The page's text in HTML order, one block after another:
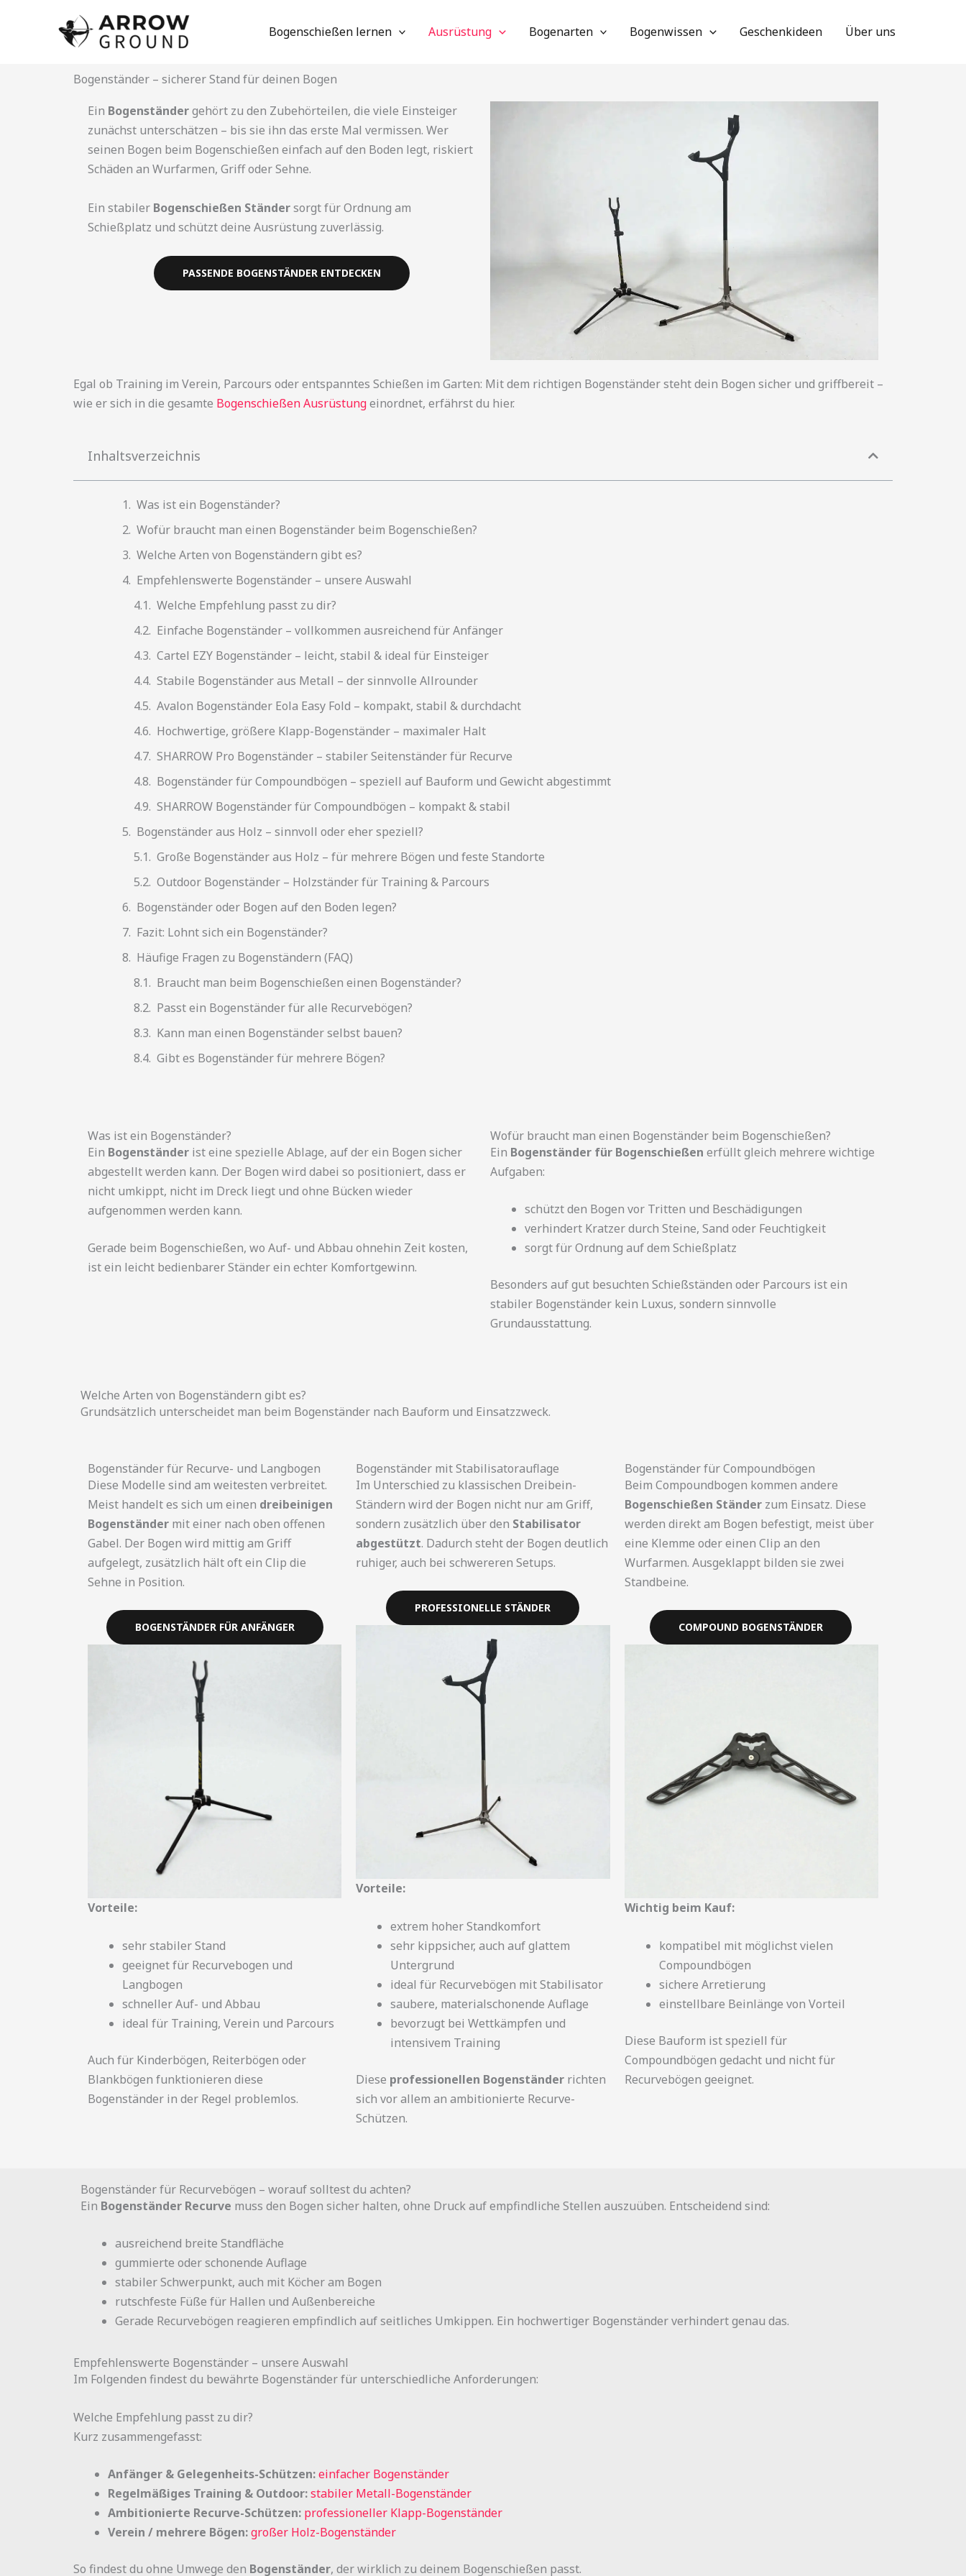
Bogenschießen lernen Ausrüstung Bogenarten Bogenwissen Geschenkideen Über uns
Bogenständer – sicherer Stand für deinen Bogen
Ein Bogenständergehört zu den Zubehörteilen, die viele Einsteiger
zunächst unterschätzen – bis sie ihn das erste Mal vermissen. Wer
seinen Bogen beim Bogenschießen einfach auf den Boden legt, riskiert
Schäden an Wurfarmen, Griff oder Sehne.
Ein stabiler Bogenschießen Ständersorgt für Ordnung am
Schießplatz und schützt deine Ausrüstung zuverlässig.
PASSENDE BOGENSTÄNDER ENTDECKEN
Egal ob Training im Verein, Parcours oder entspanntes Schießen im Garten: Mit dem richtigen Bogenständer steht dein Bogen sicher und griffbereit –
wie er sich in die gesamte Bogenschießen Ausrüstungeinordnet, erfährst du hier.
Inhaltsverzeichnis
Was ist ein Bogenständer?
Wofür braucht man einen Bogenständer beim Bogenschießen?
Welche Arten von Bogenständern gibt es?
Empfehlenswerte Bogenständer – unsere Auswahl
Welche Empfehlung passt zu dir?
Einfache Bogenständer – vollkommen ausreichend für Anfänger
Cartel EZY Bogenständer – leicht, stabil & ideal für Einsteiger
Stabile Bogenständer aus Metall – der sinnvolle Allrounder
Avalon Bogenständer Eola Easy Fold – kompakt, stabil & durchdacht
Hochwertige, größere Klapp-Bogenständer – maximaler Halt
SHARROW Pro Bogenständer – stabiler Seitenständer für Recurve
Bogenständer für Compoundbögen – speziell auf Bauform und Gewicht abgestimmt
SHARROW Bogenständer für Compoundbögen – kompakt & stabil
Bogenständer aus Holz – sinnvoll oder eher speziell?
Große Bogenständer aus Holz – für mehrere Bögen und feste Standorte
Outdoor Bogenständer – Holzständer für Training & Parcours
Bogenständer oder Bogen auf den Boden legen?
Fazit: Lohnt sich ein Bogenständer?
Häufige Fragen zu Bogenständern (FAQ)
Braucht man beim Bogenschießen einen Bogenständer?
Passt ein Bogenständer für alle Recurvebögen?
Kann man einen Bogenständer selbst bauen?
Gibt es Bogenständer für mehrere Bögen?
Was ist ein Bogenständer?
Ein Bogenständer ist eine spezielle Ablage, auf der ein Bogen sicher
abgestellt werden kann. Der Bogen wird dabei so positioniert, dass er
nicht umkippt, nicht im Dreck liegt und ohne Bücken wieder
aufgenommen werden kann.
Gerade beim Bogenschießen, wo Auf- und Abbau ohnehin Zeit kosten,
ist ein leicht bedienbarer Ständer ein echter Komfortgewinn.
Wofür braucht man einen Bogenständer beim Bogenschießen?
Ein Bogenständer für Bogenschießen erfüllt gleich mehrere wichtige
Aufgaben:
schützt den Bogen vor Tritten und Beschädigungen
verhindert Kratzer durch Steine, Sand oder Feuchtigkeit
sorgt für Ordnung auf dem Schießplatz
Besonders auf gut besuchten Schießständen oder Parcours ist ein
stabiler Bogenständer kein Luxus, sondern sinnvolle
Grundausstattung.
Welche Arten von Bogenständern gibt es?
Grundsätzlich unterscheidet man beim Bogenständer nach Bauform und Einsatzzweck.
Bogenständer für Recurve- und Langbogen
Diese Modelle sind am weitesten verbreitet.
Meist handelt es sich um einen dreibeinigen
Bogenständer mit einer nach oben offenen
Gabel. Der Bogen wird mittig am Griff
aufgelegt, zusätzlich hält oft ein Clip die
Sehne in Position.
BOGENSTÄNDER FÜR ANFÄNGER
Vorteile:
sehr stabiler Stand
geeignet für Recurvebogen und
Langbogen
schneller Auf- und Abbau
ideal für Training, Verein und Parcours
Auch für Kinderbögen, Reiterbögen oder
Blankbögen funktionieren diese
Bogenständer in der Regel problemlos.
Bogenständer mit Stabilisatorauflage
Im Unterschied zu klassischen Dreibein-
Ständern wird der Bogen nicht nur am Griff,
sondern zusätzlich über den Stabilisator
abgestützt. Dadurch steht der Bogen deutlich
ruhiger, auch bei schwereren Setups.
PROFESSIONELLE STÄNDER
Vorteile:
extrem hoher Standkomfort
sehr kippsicher, auch auf glattem
Untergrund
ideal für Recurvebögen mit Stabilisator
saubere, materialschonende Auflage
bevorzugt bei Wettkämpfen und
intensivem Training
Diese professionellen Bogenständer richten
sich vor allem an ambitionierte Recurve-
Schützen.
Bogenständer für Compoundbögen
Beim Compoundbogen kommen andere
Bogenschießen Ständerzum Einsatz. Diese
werden direkt am Bogen befestigt, meist über
eine Klemme oder einen Clip an den
Wurfarmen. Ausgeklappt bilden sie zwei
Standbeine.
COMPOUND BOGENSTÄNDER
Wichtig beim Kauf:
kompatibel mit möglichst vielen
Compoundbögen
sichere Arretierung
einstellbare Beinlänge von Vorteil
Diese Bauform ist speziell für
Compoundbögen gedacht und nicht für
Recurvebögen geeignet.
Bogenständer für Recurvebögen – worauf solltest du achten?
Ein Bogenständer Recurve muss den Bogen sicher halten, ohne Druck auf empfindliche Stellen auszuüben. Entscheidend sind:
ausreichend breite Standfläche
gummierte oder schonende Auflage
stabiler Schwerpunkt, auch mit Köcher am Bogen
rutschfeste Füße für Hallen und Außenbereiche
Gerade Recurvebögen reagieren empfindlich auf seitliches Umkippen. Ein hochwertiger Bogenständer verhindert genau das.
Empfehlenswerte Bogenständer – unsere Auswahl
Im Folgenden findest du bewährte Bogenständer für unterschiedliche Anforderungen:
Welche Empfehlung passt zu dir?
Kurz zusammengefasst:
Anfänger & Gelegenheits-Schützen:einfacher Bogenständer
Regelmäßiges Training & Outdoor:stabiler Metall-Bogenständer
Ambitionierte Recurve-Schützen: professioneller Klapp-Bogenständer
Verein / mehrere Bögen:großer Holz-Bogenständer
So findest du ohne Umwege den Bogenständer, der wirklich zu deinem Bogenschießen passt.